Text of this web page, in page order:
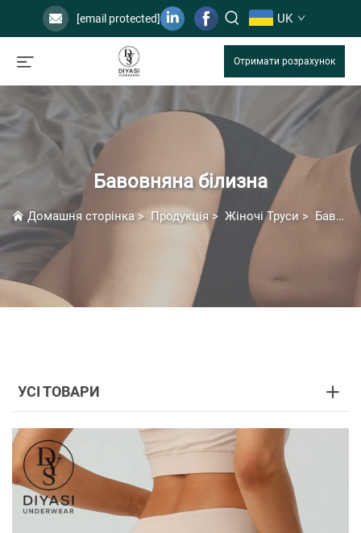
[email protected] UK
Отримати розрахунок
Бавовняна білизна
Домашня сторінка > Продукція> Жіночі Труси > Бавовняна білизна
УСІ ТОВАРИ